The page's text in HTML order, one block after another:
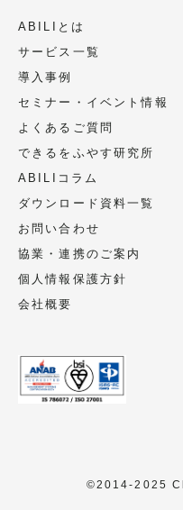
当社サービスに関
当社イベント、セ
内
第三者への提供
頂いた個人情報は
せん。
ただし、法令に基
体又は財産の保護
ご本人の同意を取
本人様の同意なく
行うことがありま
委託することがあ
尚、業務の委託に
会社とは個人情
ABILIとは
サービス一覧
導入事例
セミナー・イベント情報
よくあるご質問
できるをふやす研究所
ABILIコラム
ダウンロード資料一覧
お問い合わせ
協業・連携のご案内
個人情報保護方針
会社概要
©2014-2025